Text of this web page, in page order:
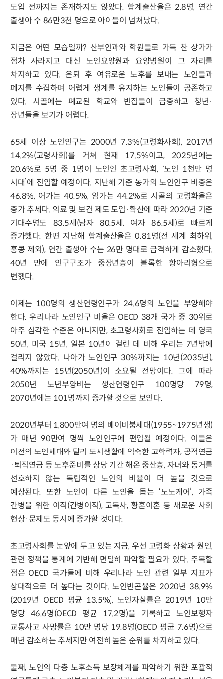
도입 전까지는 존재하지도 않았다. 합계출산율은 2.8명, 연간
출생아 수 86만3천 명으로 아이들이 넘쳐났다.
지금은 어떤 모습일까? 산부인과와 학원들로 가득 찬 상가가
점차 사라지고 대신 노인요양원과 요양병원이 그 자리를
차지하고 있다. 은퇴 후 여유로운 노후를 보내는 노인들과
폐지를 수집하며 어렵게 생계를 유지하는 노인들이 공존하고
있다. 시골에는 폐교된 학교와 빈집들이 급증하고 청년·
장년들을 보기가 어렵다.
65세 이상 노인인구는 2000년 7.3%(고령화사회), 2017년
14.2%(고령사회)를 거쳐 현재 17.5%이고, 2025년에는
20.6%로 5명 중 1명이 노인인 초고령사회, ‘노인 1천만 명
시대’에 진입할 예정이다. 지난해 기준 농가의 노인인구 비중은
46.8%, 어가는 40.5%, 임가는 44.2%로 시골의 고령화율은
증가 추세다. 의료 및 보건 제도 도입·확산에 따라 2020년 기준
기대수명도 83.5세(남자 80.5세, 여자 86.5세)로 빠르게
증가했다. 한편 지난해 합계출산율은 0.81명(전 세계 최하위,
홍콩 제외), 연간 출생아 수는 26만 명대로 급격하게 감소했다.
40년 만에 인구구조가 중장년층이 볼록한 항아리형으로
변했다.
이제는 100명의 생산연령인구가 24.6명의 노인을 부양해야
한다. 우리나라 노인인구 비율은 OECD 38개 국가 중 30위로
아주 심각한 수준은 아니지만, 초고령사회로 진입하는 데 영국
50년, 미국 15년, 일본 10년이 걸린 데 비해 우리는 7년밖에
걸리지 않았다. 나아가 노인인구 30%까지는 10년(2035년),
40%까지는 15년(2050년)이 소요될 전망이다. 그에 따라
2050년 노년부양비는 생산연령인구 100명당 79명,
2070년에는 101명까지 증가할 것으로 보인다.
2020년부터 1,800만여 명의 베이비붐세대(1955~1975년생)
가 매년 90만여 명씩 노인인구에 편입될 예정이다. 이들은
이전의 노인세대와 달리 도시생활에 익숙한 고학력자, 공적연금
·퇴직연금 등 노후준비를 상당 기간 해온 중산층, 자녀와 동거를
선호하지 않는 독립적인 노인의 비율이 더 높을 것으로
예상된다. 또한 노인이 다른 노인을 돕는 ‘노노케어’, 가족
간병을 위한 이직(간병이직), 고독사, 황혼이혼 등 새로운 사회
현상·문제도 동시에 증가할 것이다.
초고령사회를 눈앞에 두고 있는 지금, 우선 고령화 상황과 원인,
관련 정책을 통계에 기반해 면밀히 파악할 필요가 있다. 주목할
점은 OECD 국가들에 비해 우리나라 노인 관련 일부 지표가
상대적으로 더 높다는 것이다. 노인빈곤율은 2020년 38.9%
(2019년 OECD 평균 13.5%), 노인자살률은 2019년 10만
명당 46.6명(OECD 평균 17.2명)을 기록하고 노인보행자
교통사고 사망률은 10만 명당 19.8명(OECD 평균 7.6명)으로
매년 감소하는 추세지만 여전히 높은 순위를 차지하고 있다.
둘째, 노인의 다층 노후소득 보장체계를 파악하기 위한 포괄적